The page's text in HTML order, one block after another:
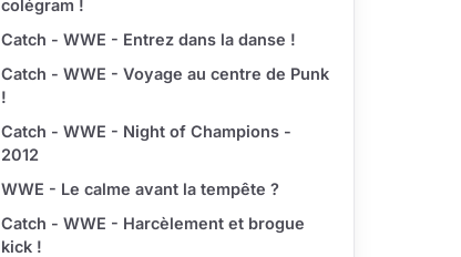
colégram !
Catch - WWE - Entrez dans la danse !
Catch - WWE - Voyage au centre de Punk
!
Catch - WWE - Night of Champions -
2012
WWE - Le calme avant la tempête ?
Catch - WWE - Harcèlement et brogue
kick !